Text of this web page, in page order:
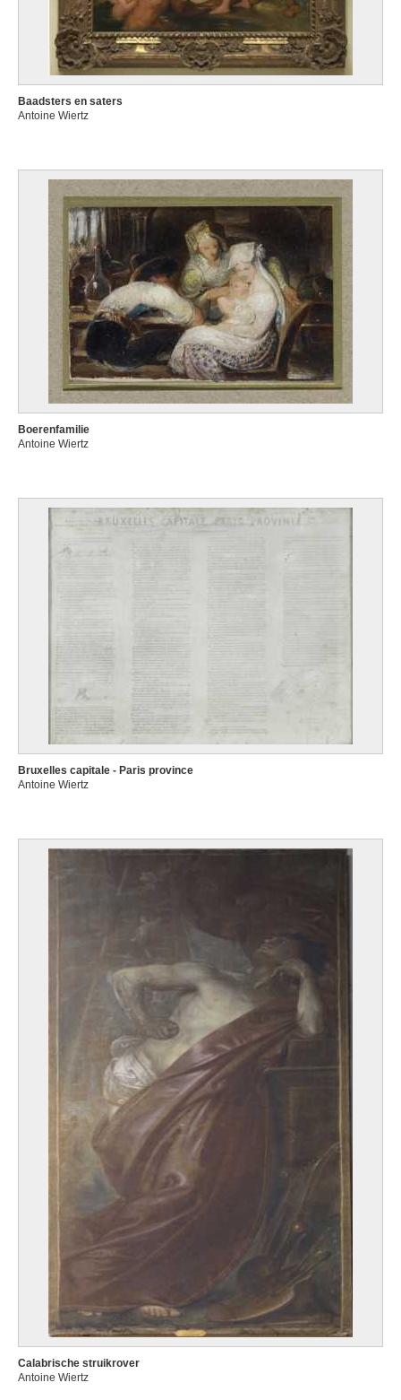
Baadsters en saters
Antoine Wiertz
Boerenfamilie
Antoine Wiertz
Bruxelles capitale - Paris province
Antoine Wiertz
Calabrische struikrover
Antoine Wiertz